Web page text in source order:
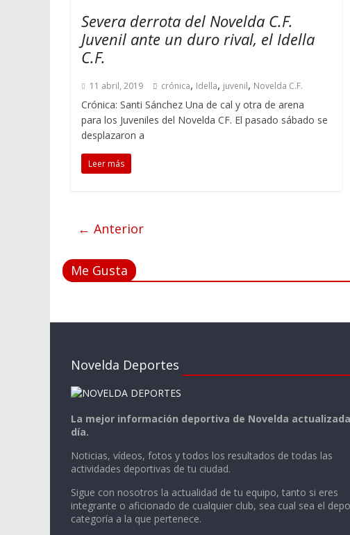
Severa derrota del Novelda C.F.
Juvenil ante un duro rival, el Idella
C.F.
11 abril, 2019 crónica, Idella, juvenil, Novelda C.F.
Crónica: Santi Sánchez Una de cal y otra de arena
para los Juveniles del Novelda CF. El pasado sábado se
desplazaron a
Leer más
← Anterior
Me Gusta
Novelda Deportes
La mejor información deportiva de Novelda
día.
Noticias, vídeos, fotos y todos los resultados de todas las
actividades deportivas de tu ciudad.
Sigue con nosotros la actualidad de tu equipo, tanto si eres
integrante o aficionado de cualquier club, sea cual sea el
categoría a la que pertenece.